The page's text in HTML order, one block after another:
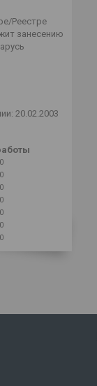
Реестре
занесению
20.02.2003